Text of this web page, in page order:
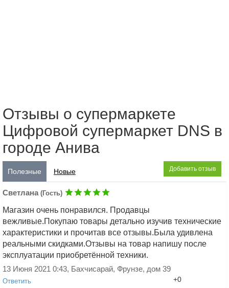
Отзывы о супермаркете
Цифровой супермаркет DNS в
городе Анива
Добавить отзыв
Полезные Новые
Светлана (Гость)
Магазин очень понравился. Продавцы
вежливые.Покупаю товары детально изучив технические
характеристики и прочитав все отзывы.Была удивлена
реальными скидками.Отзывы на товар напишу после
эксплуатации приобретённой техники.
13 Июня 2021 0:43, Бахчисарай, Фрунзе, дом 39
Ответить +0